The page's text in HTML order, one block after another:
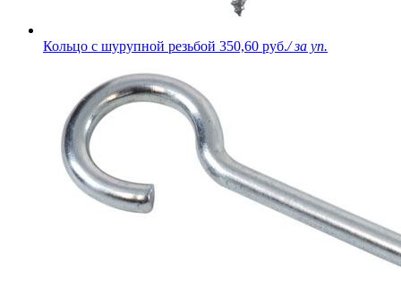
Кольцо с шурупной резьбой 350,60 руб./ за уп.